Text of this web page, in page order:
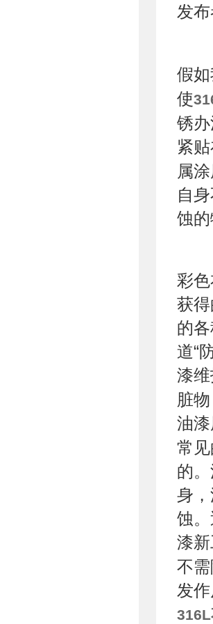
发布
假
使
锈
紧
属
自
蚀
彩
获
的
道“
漆
脏
油
常
的
身
蚀
漆
不
发